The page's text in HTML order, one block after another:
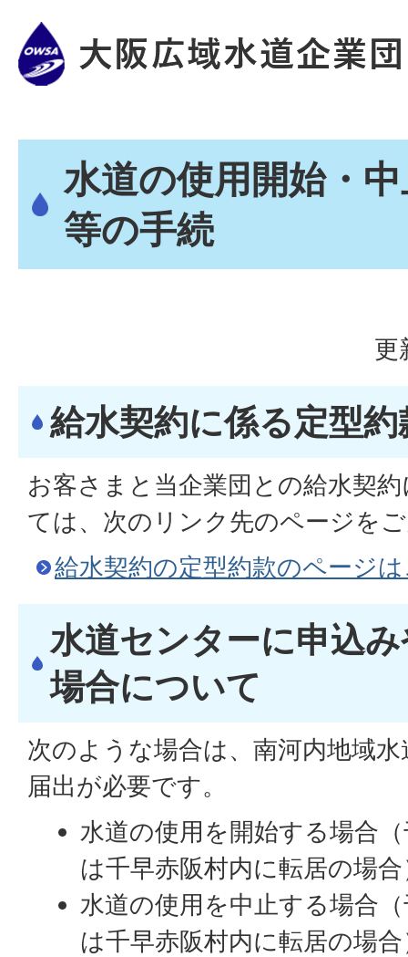
水道の使用開始・
等の手続
更
給水契約に係る定型
お客さまと当企業団との給水契
ては、次のリンク先のページを
給水契約の定型約款のページ
水道センターに申込
場合について
次のような場合は、南河内地域
届出が必要です。
水道の使用を開始する場合
は千早赤阪村内に転居の場
水道の使用を中止する場合
は千早赤阪村内に転居の場